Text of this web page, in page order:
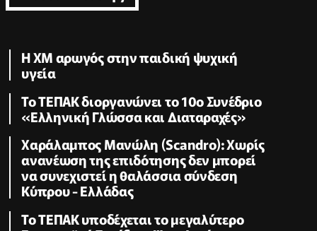
Η XM αρωγός στην παιδική ψυχική
υγεία
Το ΤΕΠΑΚ διοργανώνει το 10ο Συνέδριο
«Ελληνική Γλώσσα και Διαταραχές»
Χαράλαμπος Μανώλη (Scandro): Χωρίς
ανανέωση της επιδότησης δεν μπορεί
να συνεχιστεί η θαλάσσια σύνδεση
Κύπρου - Ελλάδας
Το ΤΕΠΑΚ υποδέχεται το μεγαλύτερο